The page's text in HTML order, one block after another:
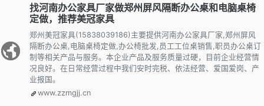
找河南办公家具厂家做郑州屏风隔断办公桌和电脑桌椅
定做，推荐美冠家具
郑州美冠家具(15838039186)主要提供河南办公家具厂家,郑州屏风
隔断办公桌,电脑桌椅定做,办公椅批发,员工工位桌销售,职员办公桌订
制等相关产品与服务。本企业产品及服务质量过硬，目前企业经营情
况良好。在日常经营过程中我们安时完税、依法经营、爱国爱岗、产
业报国。
www.zzmgjj.cn